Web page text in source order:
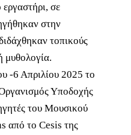
εργαστήρι, σε
στην
τοπικούς
μυθολογία.
-6 Απριλίου 2025 το
Υποδοχής
του Μουσικού
από το Cesis της